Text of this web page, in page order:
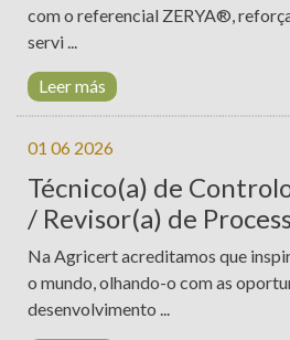
com o referencial ZERYA®,
servi ...
Leer más
01 06 2026
Técnico(a) de
/ Revisor(a) de
Na Agricert acreditamos que
o mundo, olhando-o com as
desenvolvimento ...